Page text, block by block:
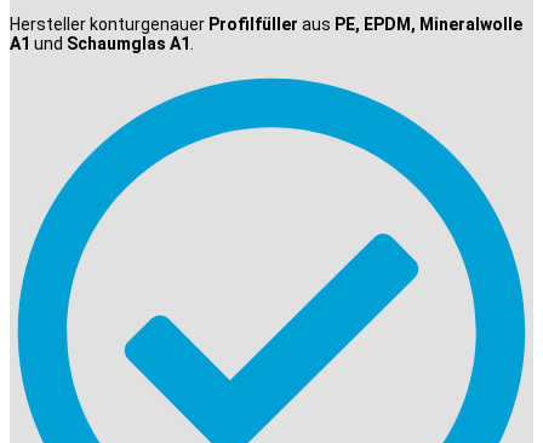
Hersteller konturgenauer Profilfüller aus PE, EPDM, Mineralwolle
A1 und Schaumglas A1.